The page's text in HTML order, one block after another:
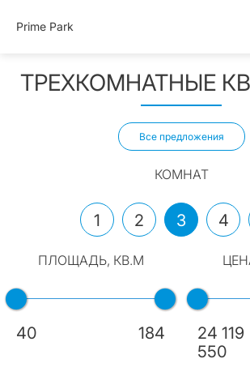
Prime Park
ТРЕХКОМНАТНЫЕ
Все предложения
КОМНАТ
1 2 3 4
ПЛОЩАДЬ, КВ.М
40 184
24 119
550